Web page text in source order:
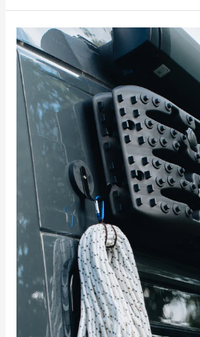
Sandboards
mit
magnetischer
Halterung